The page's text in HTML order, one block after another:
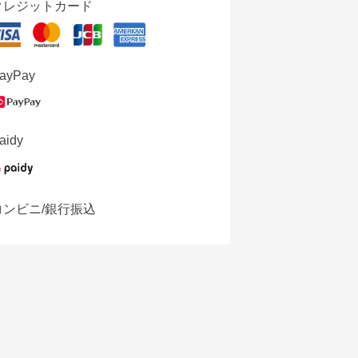
レジットカード
ンビニ/銀行振込